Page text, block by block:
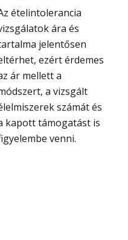
ételintolerancia
ára és
jelentősen
ezért érdemes
ár mellett a
a vizsgált
számát és
kapott támogatást is
venni.